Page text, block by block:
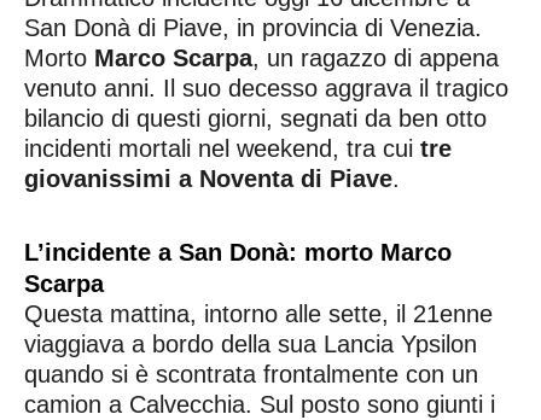
San Donà di Piave, in provincia di Venezia.
Morto Marco Scarpa, un ragazzo di appena
venuto anni. Il suo decesso aggrava il tragico
bilancio di questi giorni, segnati da ben otto
incidenti mortali nel weekend, tra cui tre
giovanissimi a Noventa di Piave.
L’incidente a San Donà: morto Marco
Scarpa
Questa mattina, intorno alle sette, il 21enne
viaggiava a bordo della sua Lancia Ypsilon
quando si è scontrata frontalmente con un
camion a Calvecchia. Sul posto sono giunti i